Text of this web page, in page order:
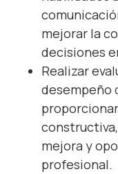
mejorar la
decisiones
Realizar
desempeño
mejora y
profesional.